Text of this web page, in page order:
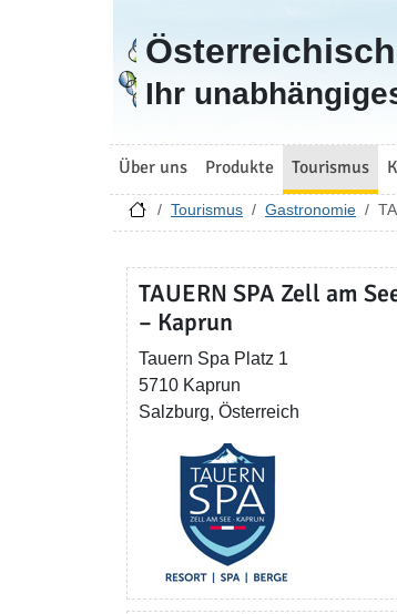
Zur Startseite
Ihr
Über uns Produkte Tourismus
Tourismus Gastronomie
TAUERN SPA Zell am
– Kaprun
Tauern Spa Platz 1
5710 Kaprun
Salzburg, Österreich